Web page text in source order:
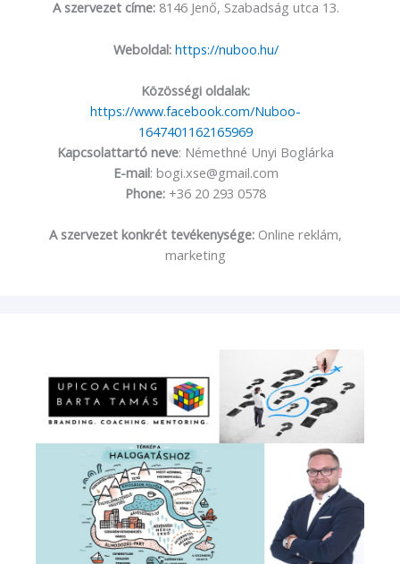
A szervezet címe:8146 Jenő, Szabadság utca 13.
Weboldal: https://nuboo.hu/
Közösségi oldalak:
https://www.facebook.com/Nuboo-
1647401162165969
Kapcsolattartó neve: Némethné Unyi Boglárka
E-mail: bogi.xse@gmail.com
Phone: +36 20 293 0578
A szervezet konkrét tevékenysége: Online reklám,
marketing